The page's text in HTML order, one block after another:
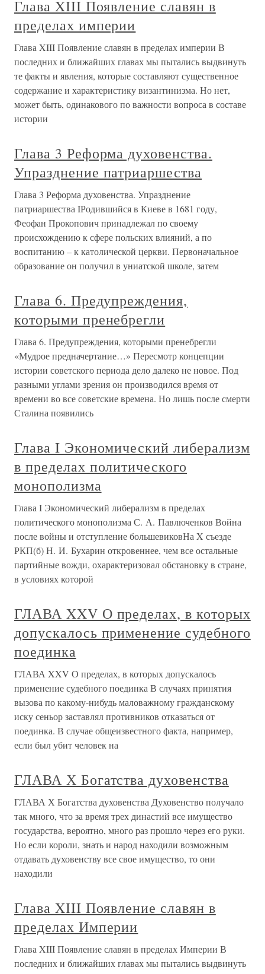
Глава XIII Появление славян в
пределах империи
Глава XIII Появление славян в пределах империи В
последних и ближайших главах мы пытались выдвинуть
те факты и явления, которые составляют существенное
содержание и характеристику византинизма. Но нет,
может быть, одинакового по важности вопроса в составе
истории
Глава 3 Реформа духовенства.
Упразднение патриаршества
Глава 3 Реформа духовенства. Упразднение
патриаршества IРодившийся в Киеве в 1681 году,
Феофан Прокопович принадлежал по своему
происхождению к сфере польских влияний, а по
воспитанию – к католической церкви. Первоначальное
образование он получил в униатской школе, затем
Глава 6. Предупреждения,
которыми пренебрегли
Глава 6. Предупреждения, которыми пренебрегли
«Мудрое предначертание…» Пересмотр концепции
истории советского периода дело далеко не новое. Под
разными углами зрения он производился время от
времени во все советские времена. Но лишь после смерти
Сталина появились
Глава I Экономический либерализм
в пределах политического
монополизма
Глава I Экономический либерализм в пределах
политического монополизма С. А. Павлюченков Война
после войны и отступление большевиковНа X съезде
РКП(б) Н. И. Бухарин откровеннее, чем все остальные
партийные вожди, охарактеризовал обстановку в стране,
в условиях которой
ГЛАВА XXV О пределах, в которых
допускалось применение судебного
поединка
ГЛАВА XXV О пределах, в которых допускалось
применение судебного поединка В случаях принятия
вызова по какому-нибудь маловажному гражданскому
иску сеньор заставлял противников отказаться от
поединка. В случае общеизвестного факта, например,
если был убит человек на
ГЛАВА Х Богатства духовенства
ГЛАВА Х Богатства духовенства Духовенство получало
так много, что за время трех династий все имущество
государства, вероятно, много раз прошло через его руки.
Но если короли, знать и народ находили возможным
отдавать духовенству все свое имущество, то они
находили
Глава XIII Появление славян в
пределах Империи
Глава XIII Появление славян в пределах Империи В
последних и ближайших главах мы пытались выдвинуть